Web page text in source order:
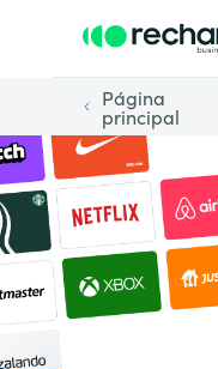
Página
principal